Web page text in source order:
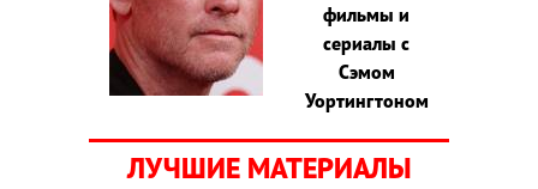
фильмы и
сериалы с
Сэмом
Уортингтоном
ЛУЧШИЕ МАТЕРИАЛЫ